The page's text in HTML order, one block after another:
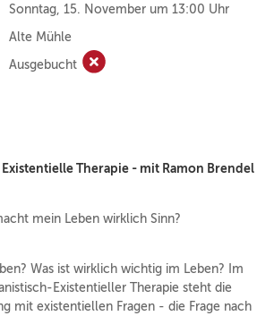
Sonntag, 15. November um 13:00 Uhr
Alte Mühle
Ausgebucht Ausgebucht
Therapie - mit Ramon Brendel
mein Leben wirklich Sinn?
Was ist wirklich wichtig im Leben? Im
Existentieller Therapie steht die
mit existentiellen Fragen - die Frage nach